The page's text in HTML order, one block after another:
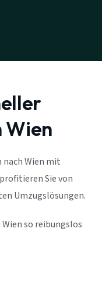
Wien
nach Wien mit
Sie von
Umzugslösungen.
so reibungslos